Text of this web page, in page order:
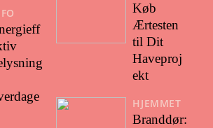
Køb
Ærtesten
til Dit
Haveproj
ekt
HJEMMET
Branddør: